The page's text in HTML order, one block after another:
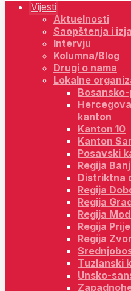
Vijesti
Aktuelnosti
Saopštenja i
Intervju
Kolumna/Blog
Drugi o nama
Lokalne
kanton
Kanton 10
Kanton
Posavski
Regija
Distriktna
Regija
Regija
Regija
Regija
Regija
Tuzlanski
Unsko-